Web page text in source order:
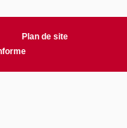
Plan de site